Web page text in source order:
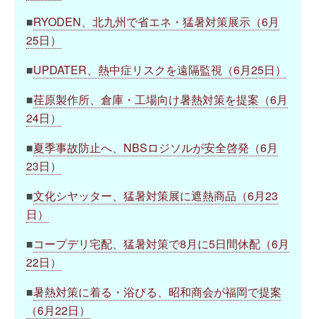
■RYODEN、北九州で省エネ・猛暑対策展示（6月
25日）
■UPDATER、熱中症リスクを遠隔監視（6月25日）
■荏原製作所、倉庫・工場向け暑熱対策を提案（6月
24日）
■夏季事故防止へ、NBSロジソルが安全啓発（6月
23日）
■文化シヤッター、猛暑対策展に遮熱商品（6月23
日）
■コープデリ宅配、猛暑対策で8月に5日間休配（6月
22日）
■暑熱対策に着る・浴びる、昭和商会が福岡で提案
（6月22日）